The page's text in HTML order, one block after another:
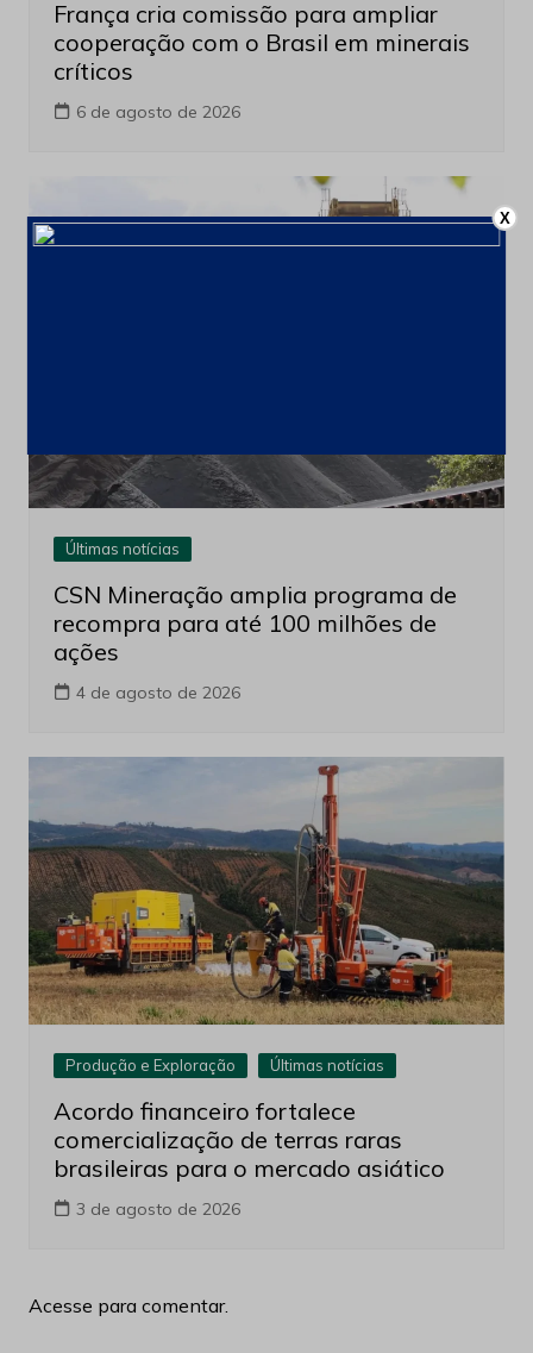
França cria comissão para ampliar
cooperação com o Brasil em minerais
críticos
6 de agosto de 2026
Últimas notícias
CSN Mineração amplia programa de
recompra para até 100 milhões de
ações
4 de agosto de 2026
Produção e Exploração Últimas notícias
Acordo financeiro fortalece
comercialização de terras raras
brasileiras para o mercado asiático
3 de agosto de 2026
Acesse para comentar.
X